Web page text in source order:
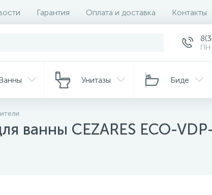
Гарантия Оплата и доставка Контакты
Унитазы Биде
ванны CEZARES ECO-